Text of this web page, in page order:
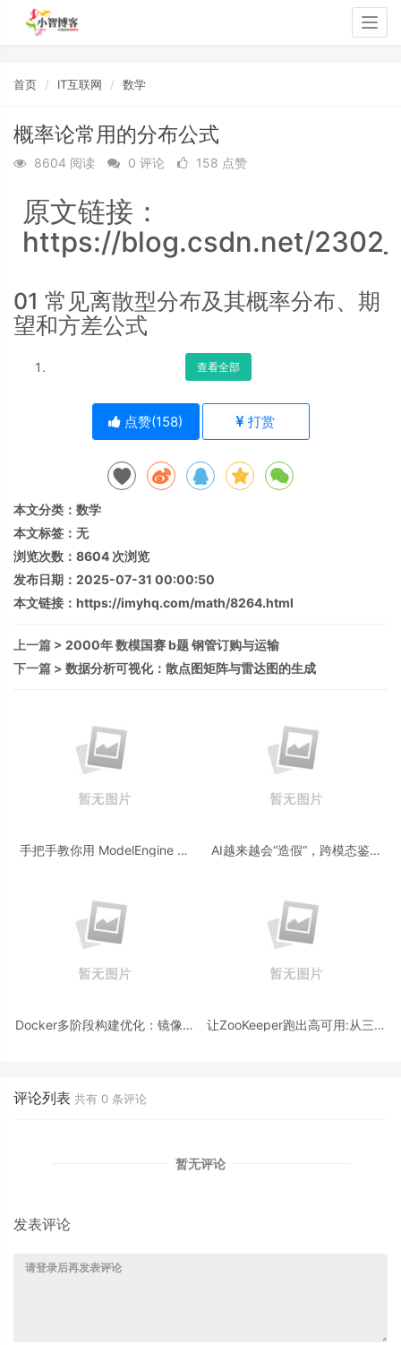
首页 IT互联网 数学
概率论常用的分布公式
8604 阅读 0 评论 158 点赞
原文链接：
https://blog.csdn.net/
01 常见离散型分布及其概率分布、期
望和方差公式
查看全部
点赞(158) 打赏
本文分类： 数学
本文标签：无
浏览次数： 8604次浏览
发布日期：2025-07-31 00:00:50
本文链接： https://imyhq.com/math/8264.html
上一篇 > 2000年 数模国赛 b题 钢管订购与运输
下一篇 > 数据分析可视化：散点图矩阵与雷达图的生成
手把手教你用 ModelEngine 打
AI越来越会“造假“，跨模态鉴伪
Docker多阶段构建优化：镜像体
让ZooKeeper跑出高可用:从三节
评论列表 共有 0 条评论
暂无评论
发表评论